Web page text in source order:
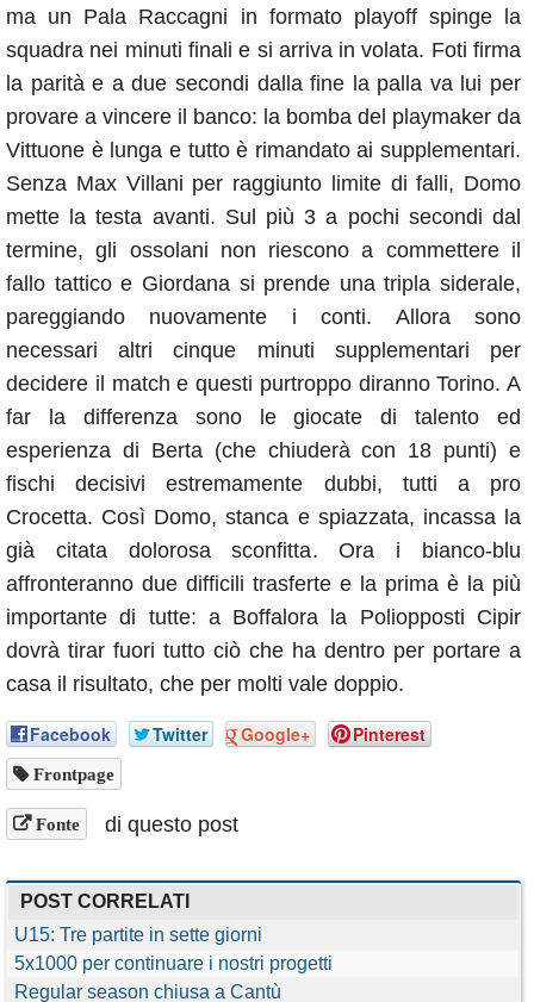
ma un Pala Raccagni in formato playoff spinge la
squadra nei minuti finali e si arriva in volata. Foti firma
la parità e a due secondi dalla fine la palla va lui per
provare a vincere il banco: la bomba del playmaker da
Vittuone è lunga e tutto è rimandato ai supplementari.
Senza Max Villani per raggiunto limite di falli, Domo
mette la testa avanti. Sul più 3 a pochi secondi dal
termine, gli ossolani non riescono a commettere il
fallo tattico e Giordana si prende una tripla siderale,
pareggiando nuovamente i conti. Allora sono
necessari altri cinque minuti supplementari per
decidere il match e questi purtroppo diranno Torino. A
far la differenza sono le giocate di talento ed
esperienza di Berta (che chiuderà con 18 punti) e
fischi decisivi estremamente dubbi, tutti a pro
Crocetta. Così Domo, stanca e spiazzata, incassa la
già citata dolorosa sconfitta. Ora i bianco-blu
affronteranno due difficili trasferte e la prima è la più
importante di tutte: a Boffalora la Poliopposti Cipir
dovrà tirar fuori tutto ciò che ha dentro per portare a
casa il risultato, che per molti vale doppio.
Facebook Twitter Google+ Pinterest
Frontpage
Fonte di questo post
POST CORRELATI
U15: Tre partite in sette giorni
5x1000 per continuare i nostri progetti
Regular season chiusa a Cantù